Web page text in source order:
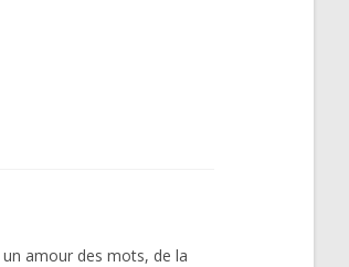
amour des mots, de la